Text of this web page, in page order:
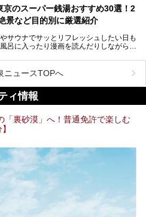
サ旅」や自分へのご褒美のための宿泊な
タイミングで好きなだけサ活ができるのが
施設だけでなく、カップルや女性に嬉し
てきました。
たい施設14選をご紹介します。
京のスーパー銭湯おすすめ30選！2
景など目的別に厳選紹介
サウナでサッとリフレッシュしたい日も
呂に入ったり漫画を読んだりしながら一
てしまい、「このまま朝までゆっくりでき
探した経験がある人も多いのではないで
東京でおすすめのスーパー銭湯を、目的
きる施設や、1,000円以下で楽しめる安
日レジャーにもぴったりなエンタメ要素
、利用のシーンに合わせて参考にしてく
ニュースTOPへ
ィ情報
「裏砂漠」へ！普通免許で楽しむ